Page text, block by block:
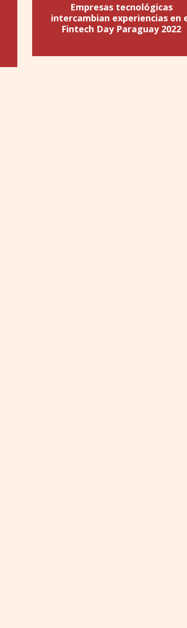
Empresas tecnológicas
intercambian experiencias en
Fintech Day Paraguay 2022